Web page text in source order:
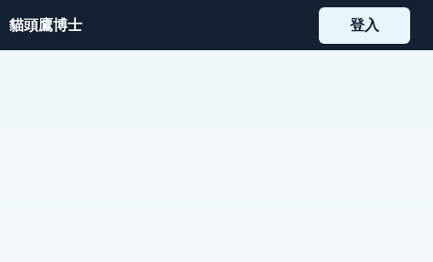
貓頭鷹博士 登入